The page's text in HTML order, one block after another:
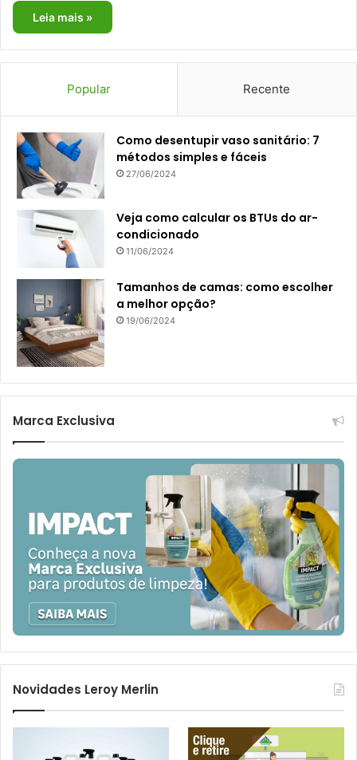
Leia mais »
Popular Recente
Como desentupir vaso sanitário: 7
métodos simples e fáceis
27/06/2024
Veja como calcular os BTUs do ar-
condicionado
11/06/2024
Tamanhos de camas: como escolher
a melhor opção?
19/06/2024
Marca Exclusiva
Novidades Leroy Merlin